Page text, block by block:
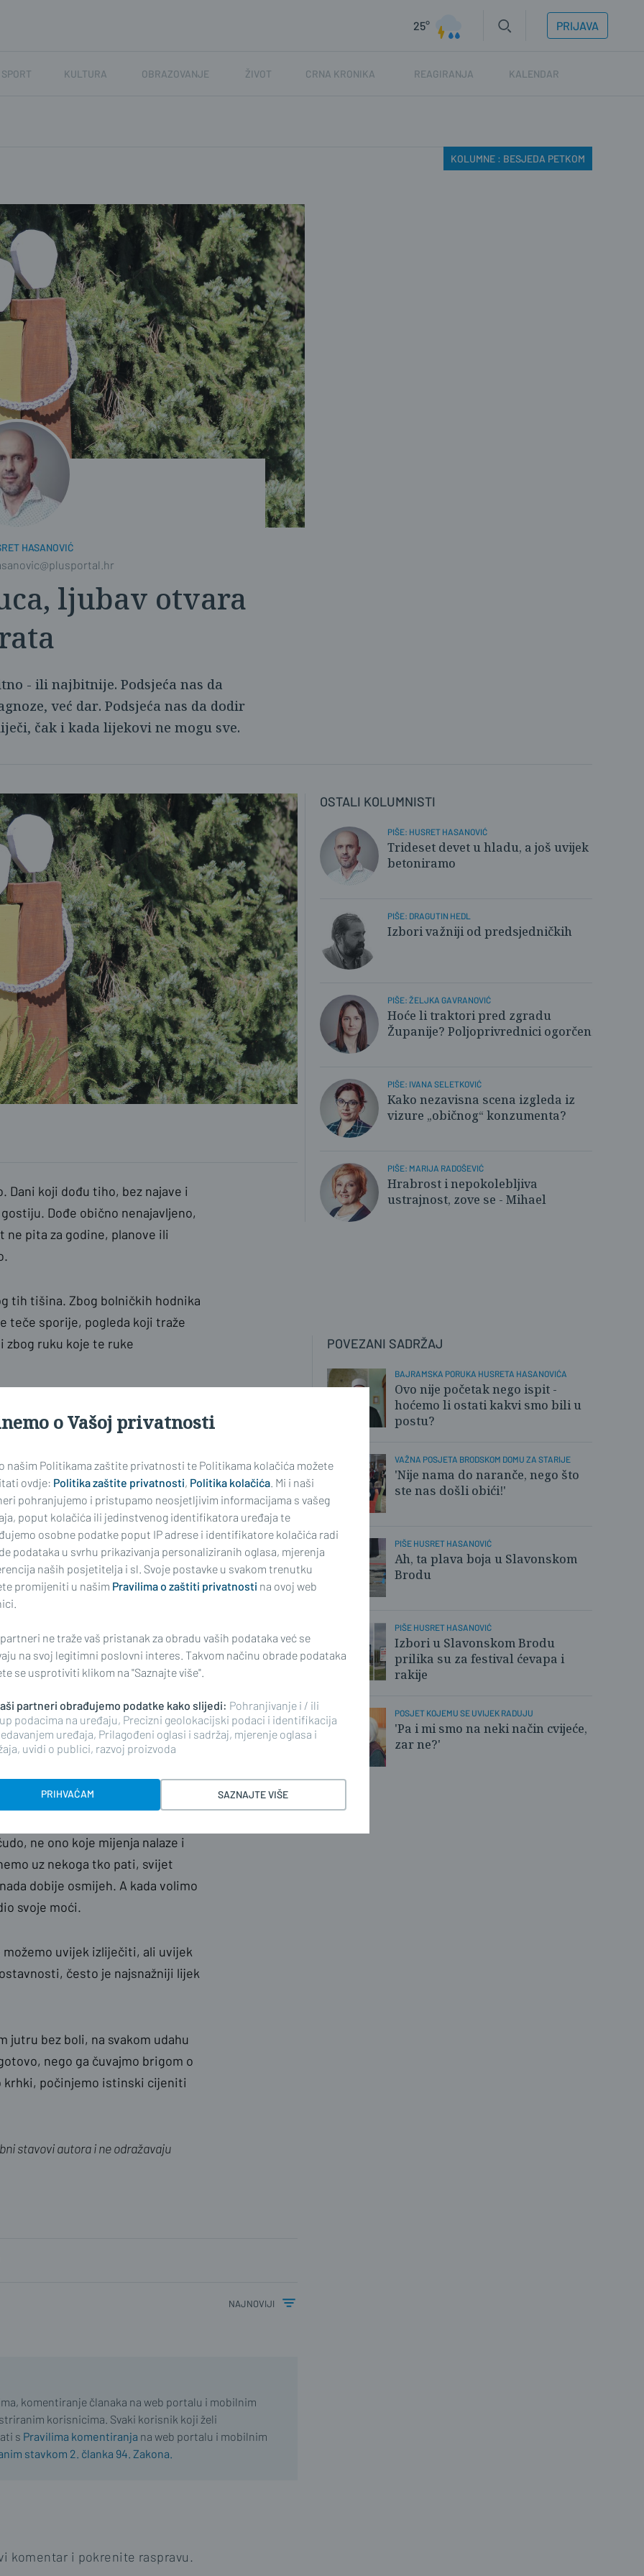
25° PRIJAVA
SPORT KULTURA OBRAZOVANJE ŽIVOT CRNA KRONIKA REAGIRANJA KALENDAR
KOLUMNE : BESJEDA PETKOM
HASANOVIĆ
ljubav otvara
- ili najbitnije. Podsjeća nas da
već dar. Podsjeća nas da dodir
čak i kada lijekovi ne mogu sve.
Dani koji dođu tiho, bez najave i
Dođe obično nenajavljeno,
ne pita za godine, planove ili
tih tišina. Zbog bolničkih hodnika
teče sporije, pogleda koji traže
zbog ruku koje te ruke
skriva snaga kakvu zdravi rijetko
da se nasmiješi kad boli.
koja bdije uz krevet djeteta. Za
Za kćerku i sina koji sa
je sestru koja unatoč umoru
veću od bijele kute. Za sve
nas kako zdravlje nije
da je dodir važniji od riječi i da
nemamo odgovore na teška
poslati poruku, pomoliti
Jer nitko ne bi trebao biti sam
ne ono koje mijenja nalaze i
uz nekoga tko pati, svijet
dobije osmijeh. A kada volimo
svoje moći.
uvijek izliječiti, ali uvijek
često je najsnažniji lijek
jutru bez boli, na svakom udahu
nego ga čuvajmo brigom o
krhki, počinjemo istinski cijeniti
stavovi autora i ne odražavaju
najnoviji
komentiranje članaka na web portalu i mobilnim
korisnicima. Svaki korisnik koji želi
s Pravilima komentiranja na web portalu i mobilnim
stavkom 2. članka 94. Zakona.
komentar i pokrenite raspravu.
OSTALI KOLUMNISTI
PIŠE: HUSRET HASANOVIĆ
Trideset devet u hladu, a još uvijek
betoniramo
PIŠE: DRAGUTIN HEDL
Izbori važniji od predsjedničkih
PIŠE: ŽELJKA GAVRANOVIĆ
Hoće li traktori pred zgradu
Županije? Poljoprivrednici ogorčeni
PIŠE: IVANA SELETKOVIĆ
Kako nezavisna scena izgleda iz
vizure „običnog“ konzumenta?
PIŠE: MARIJA RADOŠEVIĆ
Hrabrost i nepokolebljiva
ustrajnost, zove se - Mihael
POVEZANI SADRŽAJ
BAJRAMSKA PORUKA HUSRETA HASANOVIĆA
Ovo nije početak nego ispit -
hoćemo li ostati kakvi smo bili u
postu?
VAŽNA POSJETA BRODSKOM DOMU ZA STARIJE
'Nije nama do naranče, nego što
ste nas došli obići!'
PIŠE HUSRET HASANOVIĆ
Ah, ta plava boja u Slavonskom
Brodu
PIŠE HUSRET HASANOVIĆ
Izbori u Slavonskom Brodu
prilika su za festival ćevapa i
rakije
POSJET KOJEMU SE UVIJEK RADUJU
'Pa i mi smo na neki način cvijeće,
zar ne?'
o Vašoj privatnosti
našim Politikama zaštite privatnosti te Politikama kolačića možete
ovdje: Politika zaštite privatnosti, Politika kolačića . Mi i naši
pohranjujemo i pristupamo neosjetljivim informacijama s vašeg
poput kolačića ili jedinstvenog identifikatora uređaja te
osobne podatke poput IP adrese i identifikatore kolačića radi
podataka u svrhu prikazivanja personaliziranih oglasa, mjerenja
naših posjetitelja i sl. Svoje postavke u svakom trenutku
promijeniti u našim Pravilima o zaštiti privatnosti na ovoj web
ne traže vaš pristanak za obradu vaših podataka već se
na svoj legitimni poslovni interes. Takvom načinu obrade podataka
se usprotiviti klikom na "Saznajte više".
partneri obrađujemo podatke kako slijedi: Pohranjivanje i / ili
podacima na uređaju, Precizni geolokacijski podaci i identifikacija
uređaja, Prilagođeni oglasi i sadržaj, mjerenje oglasa i
uvidi o publici, razvoj proizvoda
PRIHVAĆAM SAZNAJTE VIŠE